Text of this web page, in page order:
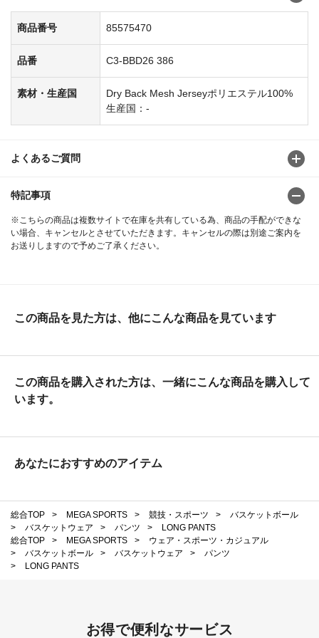
商品番号 85575470
品番 C3-BBD26 386
素材・生産国
Dry Back Mesh Jerseyポリエステル100%
生産国：-
よくあるご質問
特記事項
※こちらの商品は複数サイトで在庫を共有している為、商品の手配ができな
い場合、キャンセルとさせていただきます。キャンセルの際は別途ご案内を
お送りしますので予めご了承ください。
この商品を見た方は、他にこんな商品を見ています
この商品を購入された方は、一緒にこんな商品を購入して
います。
あなたにおすすめのアイテム
総合TOP > MEGA SPORTS > 競技・スポーツ >
バスケットボール
>
バスケットウェア > パンツ >
LONG PANTS
総合TOP
> MEGA SPORTS >
ウェア・スポーツ・カジュアル
>
バスケットボール > バスケットウェア >
パンツ
>
LONG PANTS
お得で便利なサービス